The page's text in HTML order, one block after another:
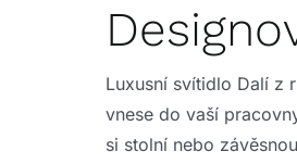
Luxusní svítidlo Dalí z
vnese do vaší
si stolní nebo